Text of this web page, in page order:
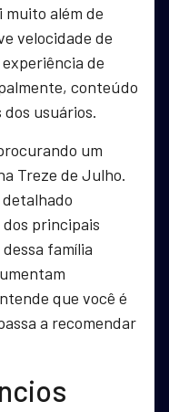
muito além de
velocidade de
de
conteúdo
usuários.
um
Treze de Julho.
principais
família
que você é
a recomendar